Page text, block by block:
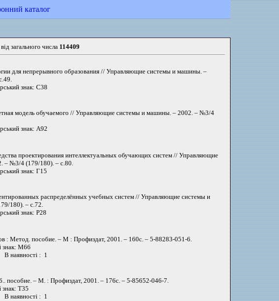
каталог
від загального числа 114409
для непрерывного образования // Управляющие системы и машины. –
знак: С38
модель обучаемого // Управляющие системы и машины. – 2002. – №3/4
знак: А92
проектирования интеллектуальных обучающих систем // Управляющие
– №3/4 (179/180). – с.80.
знак: Г15
распределённых учебных систем // Управляющие системы и
180). – с.72.
знак: Р28
: Метод. пособие. – М : Профиздат, 2001. – 160с. – 5-88283-051-6.
знак: М66
В наявності : 1
пособие. – М. : Профиздат, 2001. – 176с. – 5-85652-046-7.
Т35
В наявності : 1